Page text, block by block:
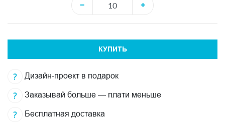
−
+
КУПИТЬ
Дизайн-проект в подарок
Заказывай больше — плати меньше
Бесплатная доставка